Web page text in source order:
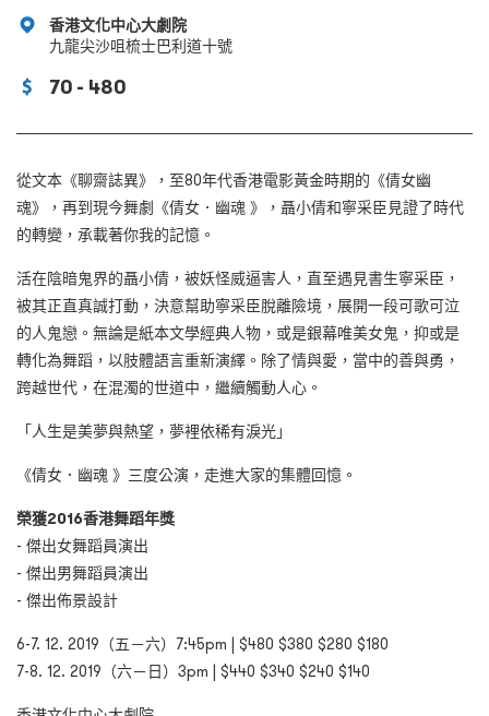
香港文化中心大劇院
九龍尖沙咀梳士巴利道十號
70 - 480
從文本《聊齋誌異》，至80年代香港電影黃金時期的《倩女幽
魂》，再到現今舞劇《倩女．幽魂 》，聶小倩和寧采臣見證了時代
的轉變，承載著你我的記憶。
活在陰暗鬼界的聶小倩，被妖怪威逼害人，直至遇見書生寧采臣，
被其正直真誠打動，決意幫助寧采臣脫離險境，展開一段可歌可泣
的人鬼戀。無論是紙本文學經典人物，或是銀幕唯美女鬼，抑或是
轉化為舞蹈，以肢體語言重新演繹。除了情與愛，當中的善與勇，
跨越世代，在混濁的世道中，繼續觸動人心。
「人生是美夢與熱望，夢裡依稀有淚光」
《倩女．幽魂 》三度公演，走進大家的集體回憶。
榮獲2016香港舞蹈年獎
- 傑出女舞蹈員演出
- 傑出男舞蹈員演出
- 傑出佈景設計
6-7. 12. 2019（五－六）7:45pm | $480 $380 $280 $180
7-8. 12. 2019（六－日）3pm | $440 $340 $240 $140